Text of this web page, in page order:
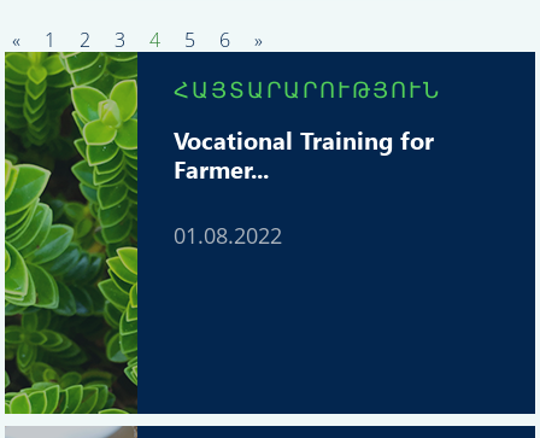
« 1 2 3 4 5 6 »
ՀԱՅՏԱՐԱՐՈՒԹՅՈՒՆ
Vocational Training for
Farmer...
01.08.2022